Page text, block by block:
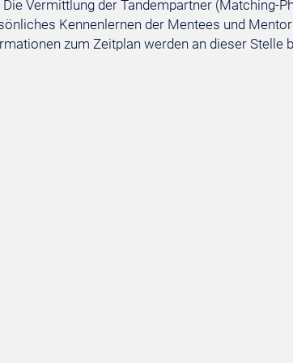
Vermittlung der Tandempartner (Matching-
Kennenlernen der Mentees und
zum Zeitplan werden an dieser Stelle